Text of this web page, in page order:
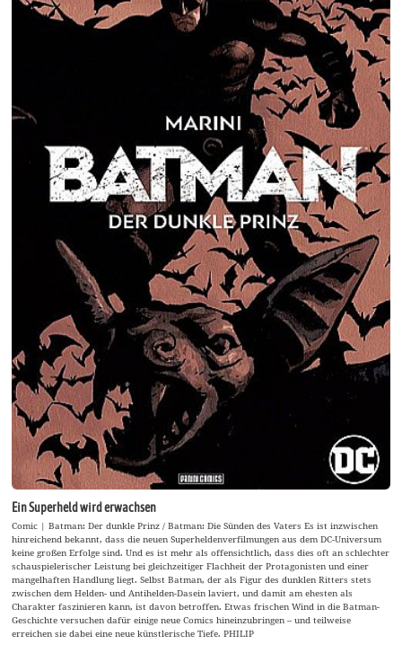
Ein Superheld wird erwachsen
Comic | Batman: Der dunkle Prinz / Batman: Die Sünden des Vaters Es ist inzwischen
hinreichend bekannt, dass die neuen Superheldenverfilmungen aus dem DC-Universum
keine großen Erfolge sind. Und es ist mehr als offensichtlich, dass dies oft an schlechter
schauspielerischer Leistung bei gleichzeitiger Flachheit der Protagonisten und einer
mangelhaften Handlung liegt. Selbst Batman, der als Figur des dunklen Ritters stets
zwischen dem Helden- und Antihelden-Dasein laviert, und damit am ehesten als
Charakter faszinieren kann, ist davon betroffen. Etwas frischen Wind in die Batman-
Geschichte versuchen dafür einige neue Comics hineinzubringen – und teilweise
erreichen sie dabei eine neue künstlerische Tiefe. PHILIP